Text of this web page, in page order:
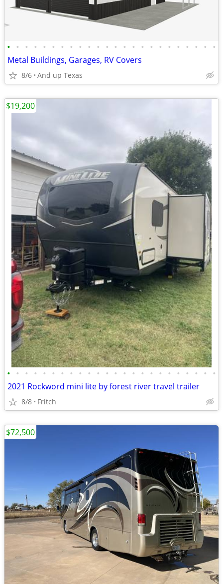
• • • • • • • • • • • • • • • • • • • • • • • •
Metal Buildings, Garages, RV Covers
8/6 And up Texas
• • • • • • • • • • • • • • • • • • • • • • • •
2021 Rockword mini lite by forest river travel trailer
8/8 Fritch
$19,200
$72,500